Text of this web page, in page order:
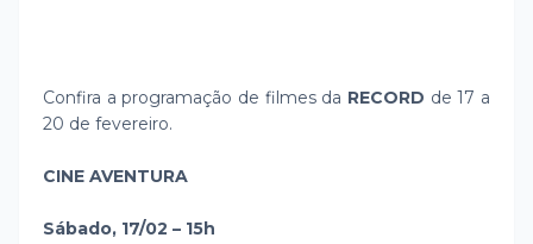
Confira a programação de filmes da RECORD de 17 a
20 de fevereiro.
CINE AVENTURA
Sábado, 17/02 – 15h